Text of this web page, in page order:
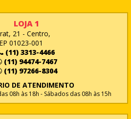
LOJA 1
21 - Centro,
01023-001
(11) 3313-4466
(11) 94474-7467
(11) 97266-8304
DE ATENDIMENTO
08h às 18h - Sábados das 08h às 15h